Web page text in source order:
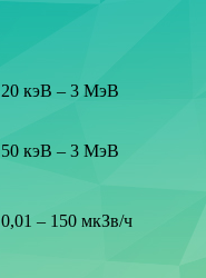
20 кэВ – 3 MэВ
50 кэВ – 3 MэВ
0,01 – 150 мкЗв/ч